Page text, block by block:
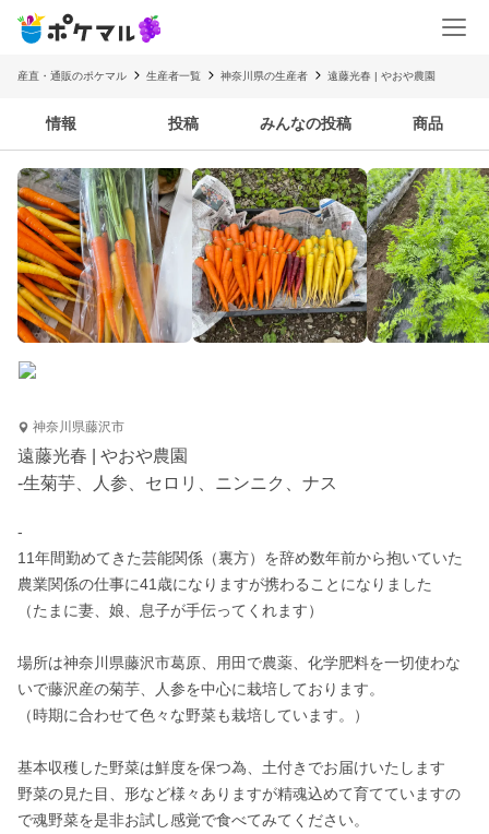
産直・通販のポケマル 生産者一覧 神奈川県の生産者 遠藤光春 | やおや農園
情報 投稿 みんなの投稿 商品
神奈川県藤沢市
遠藤光春 | やおや農園
-生菊芋、人参、セロリ、ニンニク、ナス
-
11年間勤めてきた芸能関係（裏方）を辞め数年前から抱いていた
農業関係の仕事に41歳になりますが携わることになりました
（たまに妻、娘、息子が手伝ってくれます）
場所は神奈川県藤沢市葛原、用田で農薬、化学肥料を一切使わな
いで藤沢産の菊芋、人参を中心に栽培しております。
（時期に合わせて色々な野菜も栽培しています。）
基本収穫した野菜は鮮度を保つ為、土付きでお届けいたします
野菜の見た目、形など様々ありますが精魂込めて育てていますの
で魂野菜を是非お試し感覚で食べてみてください。